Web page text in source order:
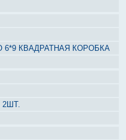
6*9 КВАДРАТНАЯ КОРОБКА